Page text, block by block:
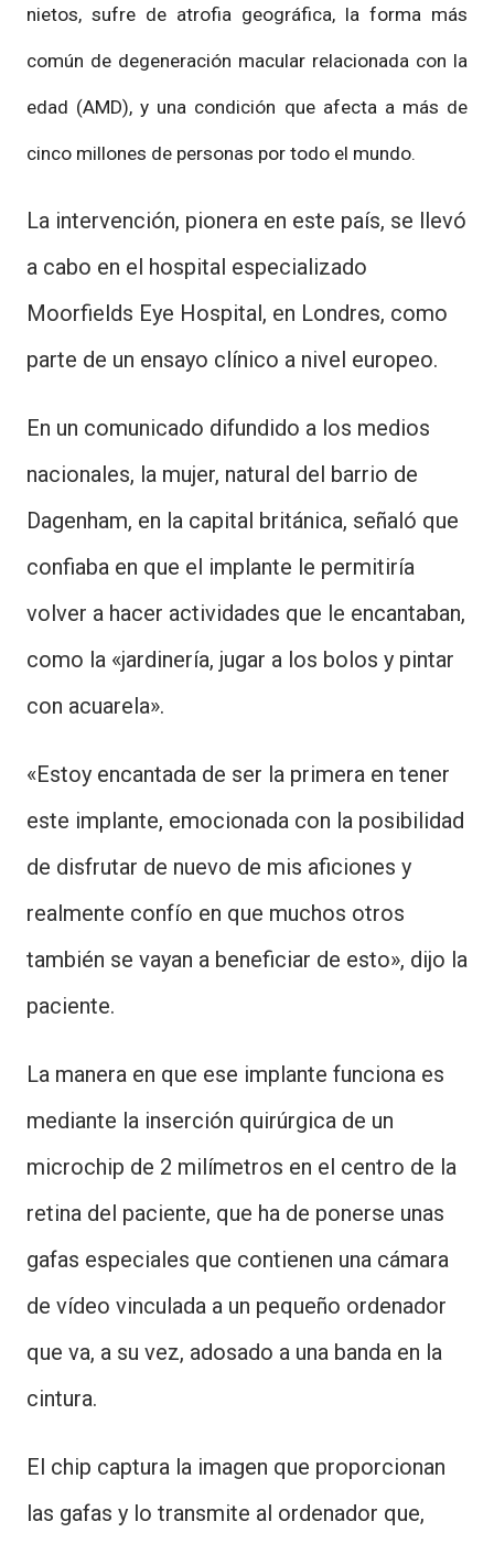
nietos, sufre de atrofia geográfica, la forma más
común de degeneración macular relacionada con la
edad (AMD), y una condición que afecta a más de
cinco millones de personas por todo el mundo.
La intervención, pionera en este país, se llevó
a cabo en el hospital especializado
Moorfields Eye Hospital, en Londres, como
parte de un ensayo clínico a nivel europeo.
En un comunicado difundido a los medios
nacionales, la mujer, natural del barrio de
Dagenham, en la capital británica, señaló que
confiaba en que el implante le permitiría
volver a hacer actividades que le encantaban,
como la «jardinería, jugar a los bolos y pintar
con acuarela».
«Estoy encantada de ser la primera en tener
este implante, emocionada con la posibilidad
de disfrutar de nuevo de mis aficiones y
realmente confío en que muchos otros
también se vayan a beneficiar de esto», dijo la
paciente.
La manera en que ese implante funciona es
mediante la inserción quirúrgica de un
microchip de 2 milímetros en el centro de la
retina del paciente, que ha de ponerse unas
gafas especiales que contienen una cámara
de vídeo vinculada a un pequeño ordenador
que va, a su vez, adosado a una banda en la
cintura.
El chip captura la imagen que proporcionan
las gafas y lo transmite al ordenador que,